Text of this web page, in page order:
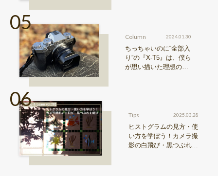
Column 2024.01.30
ちっちゃいのに“全部入
り”の『X-T5』は、僕ら
が思い描いた理想の写
Tips 2025.03.28
ヒストグラムの見方・使
い方を学ぼう！カメラ撮
影の白飛び・黒つぶれを